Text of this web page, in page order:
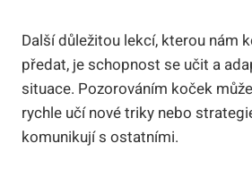
Další důležitou lekcí, kterou nám
předat, je schopnost se učit a
situace. Pozorováním koček
rychle učí nové triky nebo
komunikují s ostatními.